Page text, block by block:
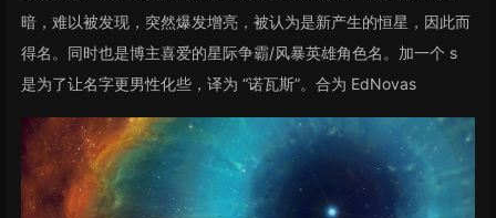
暗，难以被发现，突然爆发增亮，被认为是新产生的恒星，因此而
得名。同时也是博主喜爱的星际争霸/风暴英雄角色名。加一个 s
是为了让名字更男性化些，译为 “诺瓦斯”。合为 EdNovas